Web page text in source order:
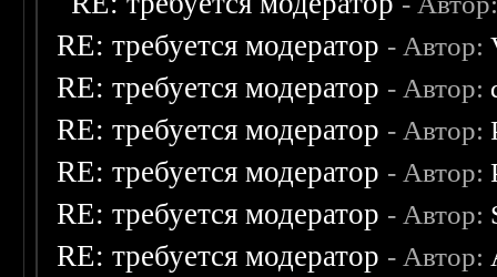
RE: требуется модератор - Автор:
RE: требуется модератор - Автор:
RE: требуется модератор - Автор:
RE: требуется модератор - Автор:
RE: требуется модератор - Автор:
RE: требуется модератор - Автор: